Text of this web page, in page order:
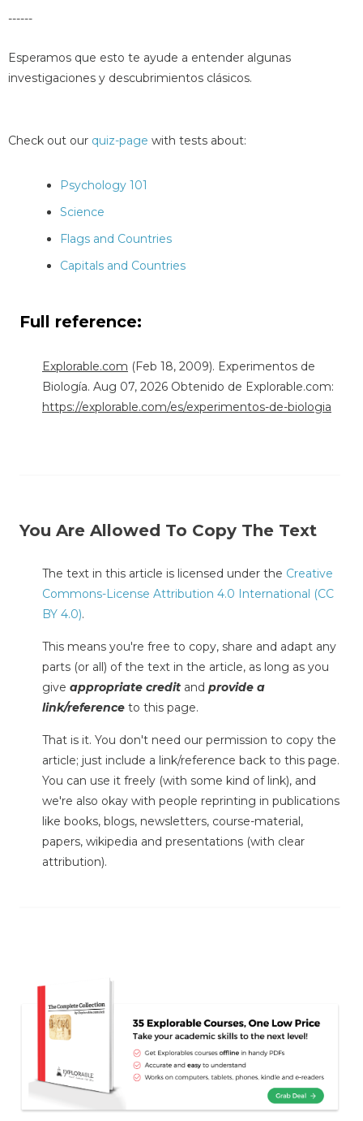
------
Esperamos que esto te ayude a entender algunas
investigaciones y descubrimientos clásicos.
Check out our quiz-page with tests about:
Psychology 101
Science
Flags and Countries
Capitals and Countries
Full reference:
Explorable.com (Feb 18, 2009). Experimentos de
Biología. Aug 07, 2026 Obtenido de Explorable.com:
https://explorable.com/es/experimentos-de-biologia
You Are Allowed To Copy The Text
The text in this article is licensed under the Creative
Commons-License Attribution 4.0 International (CC
BY 4.0).
This means you're free to copy, share and adapt any
parts (or all) of the text in the article, as long as you
give appropriate credit and provide a
link/reference to this page.
That is it. You don't need our permission to copy the
article; just include a link/reference back to this page.
You can use it freely (with some kind of link), and
we're also okay with people reprinting in publications
like books, blogs, newsletters, course-material,
papers, wikipedia and presentations (with clear
attribution).